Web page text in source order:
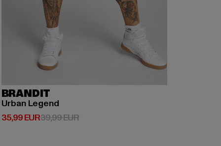
BRANDIT
Urban Legend
35,99 EUR
Derzeitiger Preis: 35,99 EUR
39,99 EURAktionspreis: 39,99 EUR